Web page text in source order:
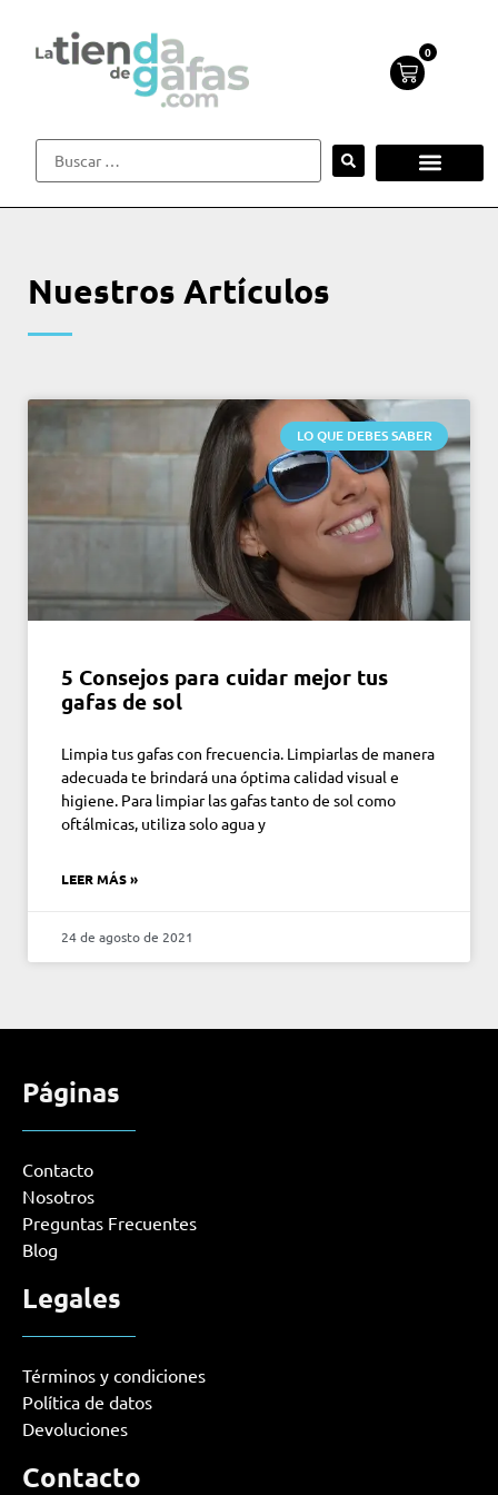
0
Nuestros Artículos
LO QUE DEBES SABER
5 Consejos para cuidar mejor tus
gafas de sol
Limpia tus gafas con frecuencia. Limpiarlas de manera
adecuada te brindará una óptima calidad visual e
higiene. Para limpiar las gafas tanto de sol como
oftálmicas, utiliza solo agua y
LEER MÁS »
24 de agosto de 2021
Páginas
Contacto
Nosotros
Preguntas Frecuentes
Blog
Legales
Términos y condiciones
Política de datos
Devoluciones
Contacto